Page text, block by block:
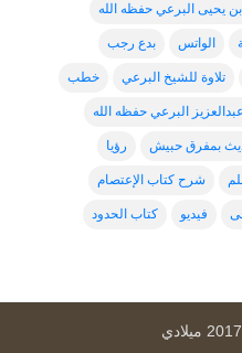
يحيى البرعي حفظه الله
الواتس بدع رجب
تلاوة للشيخ البرعي خطب
البرعي حفظه الله
بمفرق حبيش رؤيا
شرح كتاب الإعتصام
فيديو كتاب الحدود